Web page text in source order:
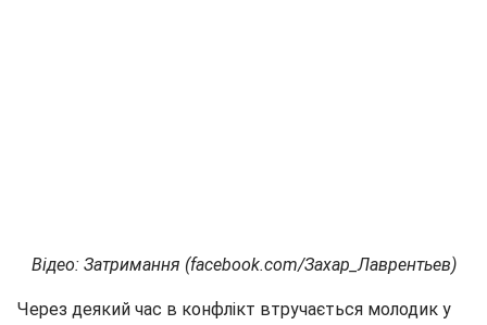
Відео: Затримання (facebook.com/Захар_Лаврентьев)
Через деякий час в конфлікт втручається молодик у